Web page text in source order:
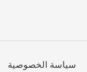
سياسة الخصوصية